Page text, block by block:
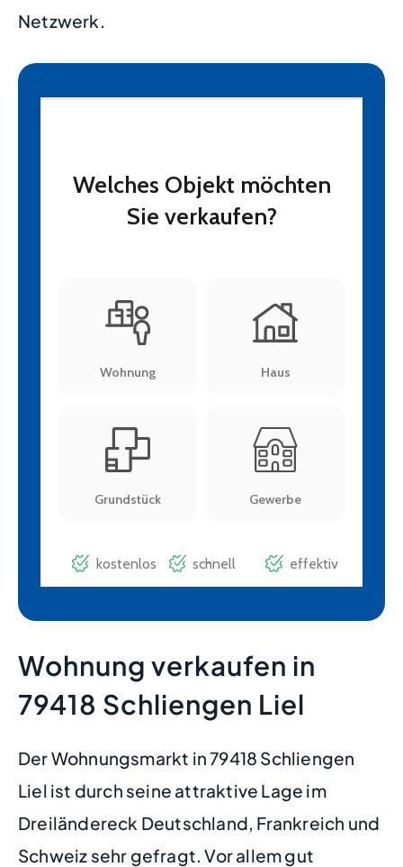
Netzwerk.
Wohnung verkaufen in
79418 Schliengen Liel
Der Wohnungsmarkt in 79418 Schliengen
Liel ist durch seine attraktive Lage im
Dreiländereck Deutschland, Frankreich und
Schweiz sehr gefragt. Vor allem gut